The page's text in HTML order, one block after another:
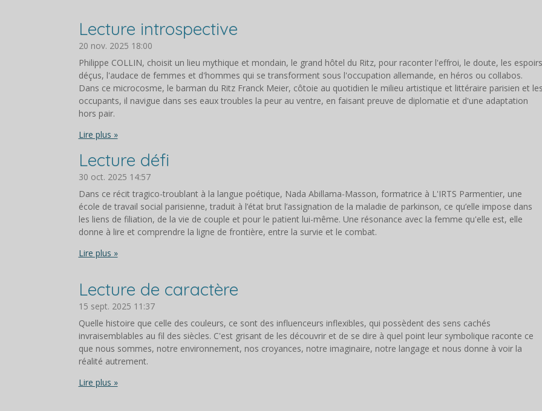
Lecture introspective
20 nov. 2025 18:00
Philippe COLLIN, choisit un lieu mythique et mondain, le grand hôtel du Ritz, pour raconter l'effroi, le doute, les espoirs
déçus, l'audace de femmes et d'hommes qui se transforment sous l'occupation allemande, en héros ou collabos.
Dans ce microcosme, le barman du Ritz Franck Meier, côtoie au quotidien le milieu artistique et littéraire parisien et
occupants, il navigue dans ses eaux troubles la peur au ventre, en faisant preuve de diplomatie et d'une adaptation
hors pair.
Lire plus »
Lecture défi
30 oct. 2025 14:57
Dans ce récit tragico-troublant à la langue poétique, Nada Abillama-Masson, formatrice à L'IRTS Parmentier, une
école de travail social parisienne, traduit à l’état brut l’assignation de la maladie de parkinson, ce qu’elle impose dans
les liens de filiation, de la vie de couple et pour le patient lui-même. Une résonance avec la femme qu'elle est, elle
donne à lire et comprendre la ligne de frontière, entre la survie et le combat.
Lire plus »
Lecture de caractère
15 sept. 2025 11:37
Quelle histoire que celle des couleurs, ce sont des influenceurs inflexibles, qui possèdent des sens cachés
invraisemblables au fil des siècles. C'est grisant de les découvrir et de se dire à quel point leur symbolique raconte ce
que nous sommes, notre environnement, nos croyances, notre imaginaire, notre langage et nous donne à voir la
réalité autrement.
Lire plus »